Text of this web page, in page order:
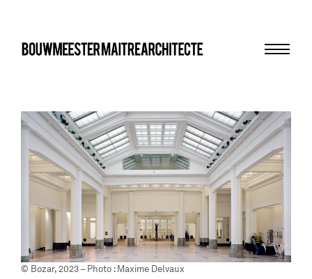
bma
© Bozar, 2023 – Photo : Maxime Delvaux